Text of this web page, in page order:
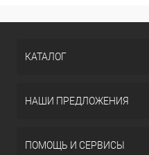
КАТАЛОГ
НАШИ ПРЕДЛОЖЕНИЯ
ПОМОЩЬ И СЕРВИСЫ